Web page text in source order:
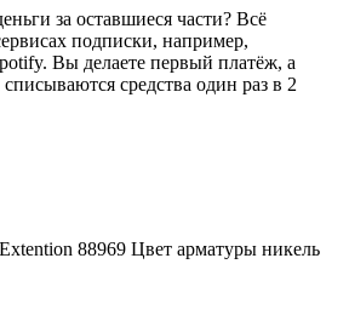
за оставшиеся части? Всё
подписки, например,
Вы делаете первый платёж, а
средства один раз в 2
88969 Цвет арматуры никель